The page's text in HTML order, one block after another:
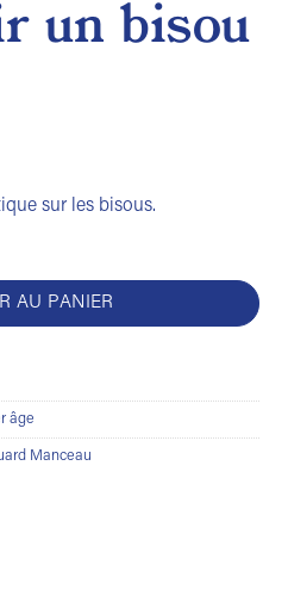
un bisou
sur les bisous.
AU PANIER
âge
Manceau